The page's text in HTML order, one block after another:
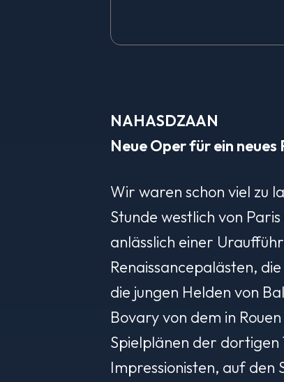
NAHASDZAAN
Neue Oper für ein
Wir waren schon viel zu
Stunde westlich von
anlässlich einer
Renaissancepalästen,
die jungen Helden von
Bovary von dem in
Spielplänen der dortigen
Impressionisten, auf den